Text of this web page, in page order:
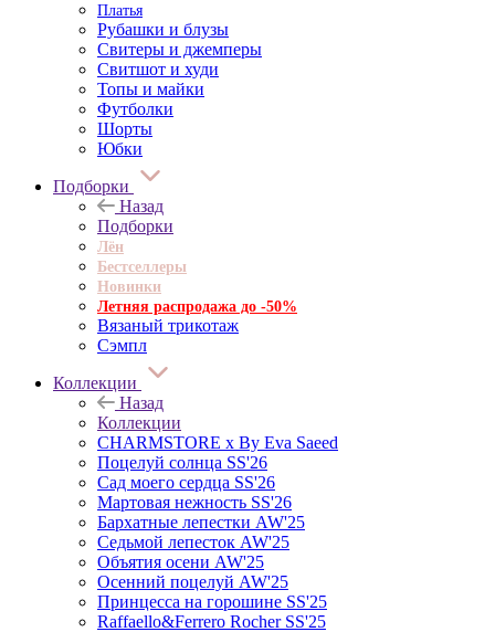
Платья
Рубашки и блузы
Свитеры и джемперы
Свитшот и худи
Топы и майки
Футболки
Шорты
Юбки
Подборки
Назад
Подборки
Лён
Бестселлеры
Новинки
Летняя распродажа до -50%
Вязаный трикотаж
Сэмпл
Коллекции
Назад
Коллекции
CHARMSTORE х By Eva Saeed
Поцелуй солнца SS'26
Сад моего сердца SS'26
Мартовая нежность SS'26
Бархатные лепестки AW'25
Седьмой лепесток AW'25
Объятия осени AW'25
Осенний поцелуй AW'25
Принцесса на горошине SS'25
Raffaello&Ferrero Rocher SS'25